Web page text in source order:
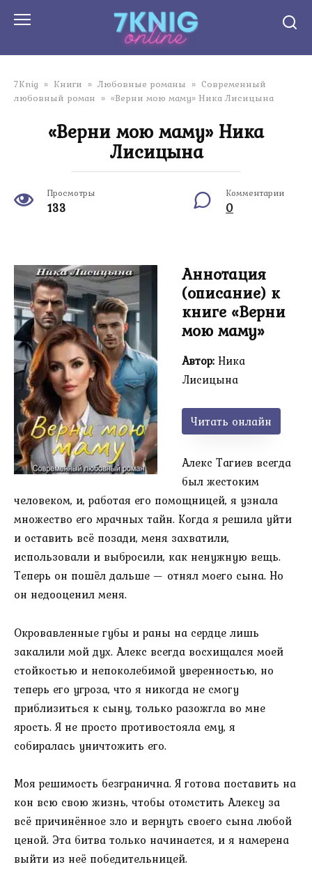
7Knig » Книги » Любовные романы » Современный
любовный роман » «Верни мою маму» Ника Лисицына
«Верни мою маму» Ника
Лисицына
Просмотры
133
Комментарии
0
Аннотация
(описание) к
книге «Верни
мою маму»
Автор:Ника
Лисицына
Читать онлайн
Алекс Тагиев всегда
был жестоким
человеком, и, работая его помощницей, я узнала
множество его мрачных тайн. Когда я решила уйти
и оставить всё позади, меня захватили,
использовали и выбросили, как ненужную вещь.
Теперь он пошёл дальше — отнял моего сына. Но
он недооценил меня.
Окровавленные губы и раны на сердце лишь
закалили мой дух. Алекс всегда восхищался моей
стойкостью и непоколебимой уверенностью, но
теперь его угроза, что я никогда не смогу
приблизиться к сыну, только разожгла во мне
ярость. Я не просто противостояла ему, я
собиралась уничтожить его.
Моя решимость безгранична. Я готова поставить на
кон всю свою жизнь, чтобы отомстить Алексу за
всё причинённое зло и вернуть своего сына любой
ценой. Эта битва только начинается, и я намерена
выйти из неё победительницей.